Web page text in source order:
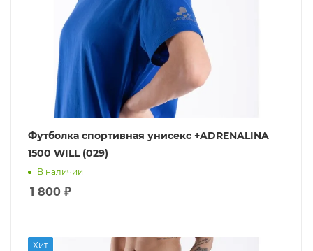
Футболка спортивная унисекс +ADRENALINA
1500 WILL (029)
В наличии
1 800 ₽
Хит